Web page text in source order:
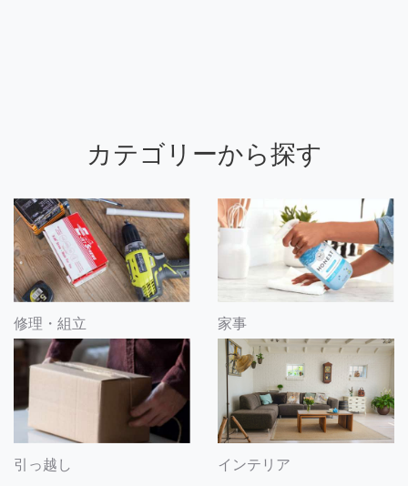
カテゴリーから探す
修理・組立 家事
引っ越し インテリア